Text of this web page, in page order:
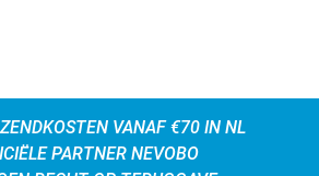
VANAF €70 IN NL
PARTNER NEVOBO